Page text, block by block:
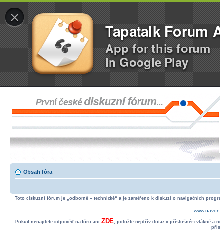
×
Tapatalk Forum
App for this forum
In Google Play
Obsah fóra
Toto diskuzní fórum je „odborně – technické“ a je zaměřeno k diskuzi o navigačních
Pokud nenajdete odpověď na fóru ani ZDE, položte nejdřív dotaz v příslušném vlákně a